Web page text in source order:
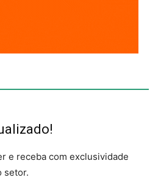
e receba com exclusividade